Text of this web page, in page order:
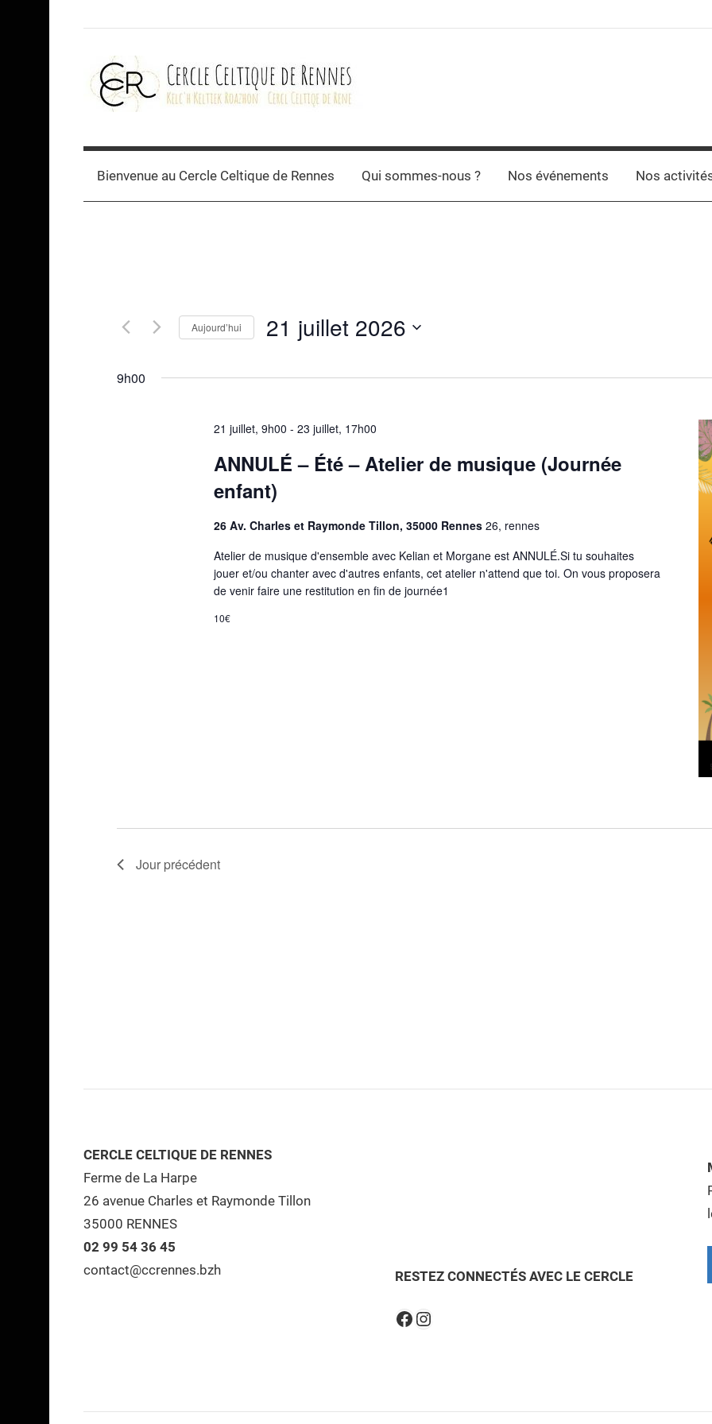
Cercle
celtique
Bienvenue au Cercle Celtique de Rennes Qui sommes-nous ? Nos événements Nos
Aujourd’hui 21 juillet 2026
une
9h00
21 juillet, 9h00 - 23 juillet, 17h00
ANNULÉ – Été – Atelier de musique (Journée
enfant)
26 Av. Charles et Raymonde Tillon, 35000 Rennes 26, rennes
Atelier de musique d'ensemble avec Kelian et Morgane est ANNULÉ.Si tu souhaites
jouer et/ou chanter avec d'autres enfants, cet atelier n'attend que toi. On vous proposera
de venir faire une restitution en fin de journée1
10€
Jour précédent
CERCLE CELTIQUE DE RENNES
Ferme de La Harpe
26 avenue Charles et Raymonde Tillon
35000 RENNES
02 99 54 36 45
contact@ccrennes.bzh
RESTEZ CONNECTÉS AVEC LE CERCLE
Facebook
Instagram